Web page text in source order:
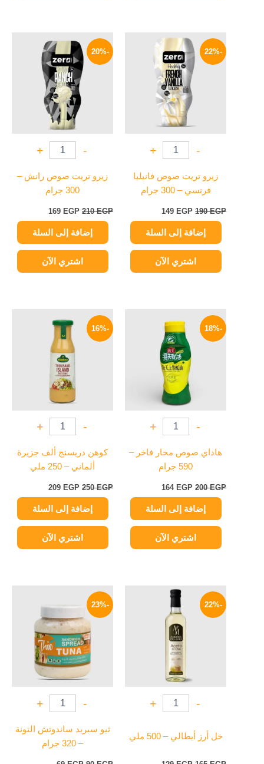
-22%
-
+
زيرو تريت صوص فانيليا
فرنسي – 300 جرام
190EGP
السعر
الأصلي
هو:
190 EGP.
149 EGP
الحالي
هو:
149 EGP.
إضافة إلى السلة
اشتري الآن
-20%
-
+
زيرو تريت صوص رانش –
300 جرام
210EGP
الأصلي
هو:
210 EGP.
169 EGP
الحالي
هو:
169 EGP.
إضافة إلى السلة
اشتري الآن
-18%
-
+
هاداي صوص محار فاخر –
590 جرام
200EGP
الأصلي
هو:
200 EGP.
164 EGP
164 EGP.
إضافة إلى السلة
اشتري الآن
-16%
-
+
كوهن دريسنج ألف جزيرة
ألماني – 250 ملي
250EGP
الأصلي
250 EGP.
209 EGP
إضافة إلى السلة
اشتري الآن
-22%
-
+
خل أرز أيطالي – 500 ملي
السعر
الأصلي
165 EGP.
-23%
-
+
ثيو سبريد ساندوتش التونة
– 320 جرام
هو:
90 EGP.
هو:
69 EGP.